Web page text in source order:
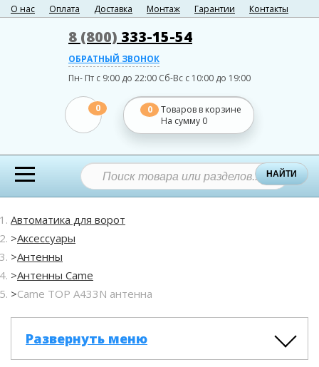
О нас Оплата Доставка Монтаж Гарантии Контакты
8 (800) 333-15-54
ОБРАТНЫЙ ЗВОНОК
Пн- Пт с 9:00 до 22:00 Сб-Вс с 10:00 до 19:00
0 0
Товаров в корзине
На сумму 0
НАЙТИ
Автоматика для ворот
Аксессуары
Антенны
Антенны Came
Came TOP A433N антенна
Развернуть меню